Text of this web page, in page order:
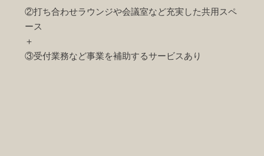
②打ち合わせラウンジや会議室など充実した共用スペ
ース
​＋
③受付業務など事業を補助するサービスあり